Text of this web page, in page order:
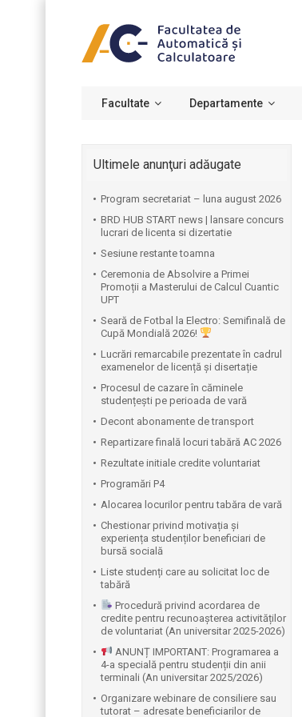
Facultate Departamente
Ultimele anunţuri adăugate
Program secretariat – luna august 2026
BRD HUB START news | lansare concurs
lucrari de licenta si dizertatie
Sesiune restante toamna
Ceremonia de Absolvire a Primei
Promoții a Masterului de Calcul Cuantic
UPT
⁠Seară de Fotbal la Electro: Semifinală de
Cupă Mondială 2026!
Lucrări remarcabile prezentate în cadrul
examenelor de licență și disertație
Procesul de cazare în căminele
studențești pe perioada de vară
Decont abonamente de transport
Repartizare finală locuri tabără AC 2026
Rezultate initiale credite voluntariat
Programări P4
Alocarea locurilor pentru tabăra de vară
Chestionar privind motivația și
experiența studenților beneficiari de
bursă socială
Liste studenți care au solicitat loc de
tabără
Procedură privind acordarea de
credite pentru recunoașterea activităților
de voluntariat (An universitar 2025-2026)
ANUNȚ IMPORTANT: Programarea a
4-a specială pentru studenții din anii
terminali (An universitar 2025/2026)
Organizare webinare de consiliere sau
tutorat – adresate beneficiarilor de